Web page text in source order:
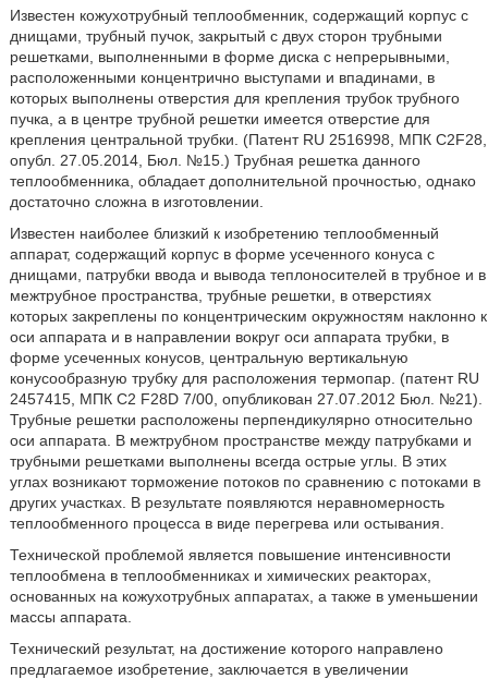
Известен кожухотрубный теплообменник, содержащий корпус с
днищами, трубный пучок, закрытый с двух сторон трубными
решетками, выполненными в форме диска с непрерывными,
расположенными концентрично выступами и впадинами, в
которых выполнены отверстия для крепления трубок трубного
пучка, а в центре трубной решетки имеется отверстие для
крепления центральной трубки. (Патент RU 2516998, МПК C2F28,
опубл. 27.05.2014, Бюл. №15.) Трубная решетка данного
теплообменника, обладает дополнительной прочностью, однако
достаточно сложна в изготовлении.
Известен наиболее близкий к изобретению теплообменный
аппарат, содержащий корпус в форме усеченного конуса с
днищами, патрубки ввода и вывода теплоносителей в трубное и в
межтрубное пространства, трубные решетки, в отверстиях
которых закреплены по концентрическим окружностям наклонно к
оси аппарата и в направлении вокруг оси аппарата трубки, в
форме усеченных конусов, центральную вертикальную
конусообразную трубку для расположения термопар. (патент RU
2457415, МПК С2 F28D 7/00, опубликован 27.07.2012 Бюл. №21).
Трубные решетки расположены перпендикулярно относительно
оси аппарата. В межтрубном пространстве между патрубками и
трубными решетками выполнены всегда острые углы. В этих
углах возникают торможение потоков по сравнению с потоками в
других участках. В результате появляются неравномерность
теплообменного процесса в виде перегрева или остывания.
Технической проблемой является повышение интенсивности
теплообмена в теплообменниках и химических реакторах,
основанных на кожухотрубных аппаратах, а также в уменьшении
массы аппарата.
Технический результат, на достижение которого направлено
предлагаемое изобретение, заключается в увеличении